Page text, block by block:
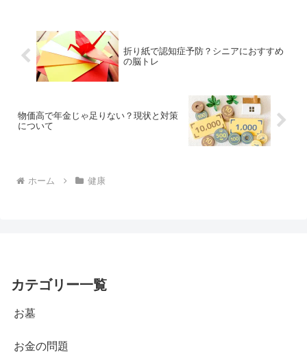
折り紙で認知症予防？シニアにおすすめ
の脳トレ
物価高で年金じゃ足りない？現状と対策
について
ホーム 健康
カテゴリー一覧
お墓
お金の問題